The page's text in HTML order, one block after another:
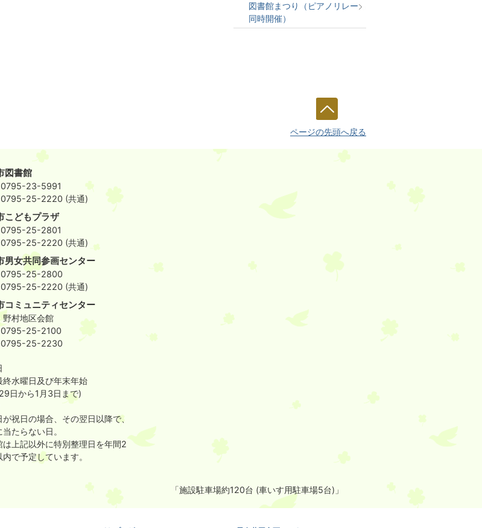
図書館まつり（ピアノリレー
同時開催）
ページの先頭へ戻る
図書館
0795-23-5991
0795-25-2220 (共通)
こどもプラザ
0795-25-2801
0795-25-2220 (共通)
男女共同参画センター
0795-25-2800
0795-25-2220 (共通)
コミュニティセンター
野村地区会館
0795-25-2100
0795-25-2230
終水曜日及び年末年始
日から1月3日まで)
が祝日の場合、その翌日以降で、
たらない日。
は上記以外に特別整理日を年間2
で予定しています。
「施設駐車場約120台 (車いす用駐車場5台)」